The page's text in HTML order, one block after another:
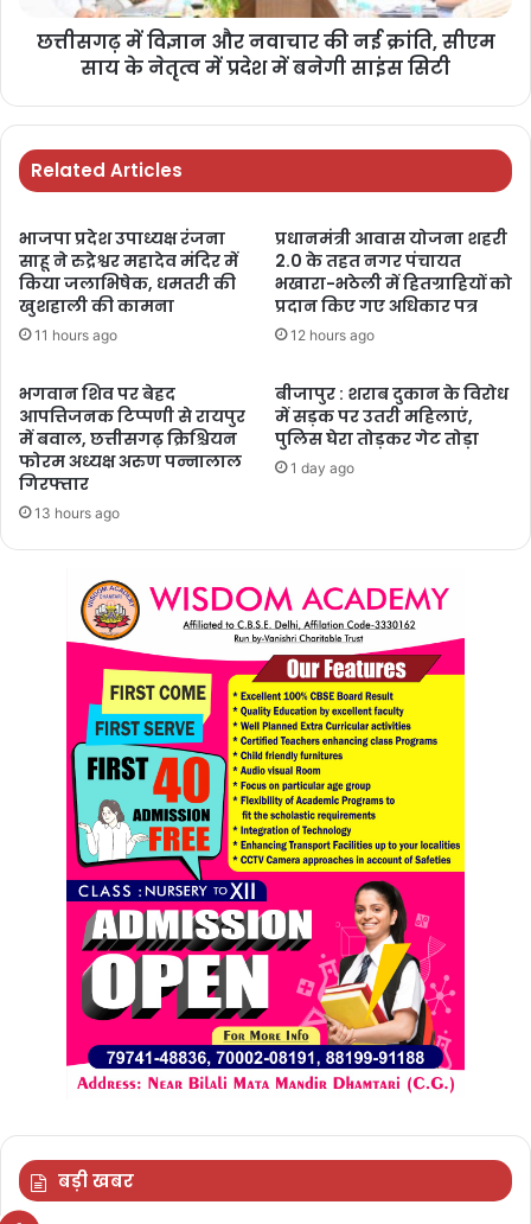
छत्तीसगढ़ में विज्ञान और नवाचार की नई क्रांति, सीएम
साय के नेतृत्व में प्रदेश में बनेगी साइंस सिटी
Related Articles
भाजपा प्रदेश उपाध्यक्ष रंजना
साहू ने रुद्रेश्वर महादेव मंदिर में
किया जलाभिषेक, धमतरी की
खुशहाली की कामना
11 hours ago
प्रधानमंत्री आवास योजना शहरी
2.0 के तहत नगर पंचायत
भखारा-भठेली में हितग्राहियों को
प्रदान किए गए अधिकार पत्र
12 hours ago
भगवान शिव पर बेहद
आपत्तिजनक टिप्पणी से रायपुर
में बवाल, छत्तीसगढ़ क्रिश्चियन
फोरम अध्यक्ष अरुण पन्नालाल
गिरफ्तार
13 hours ago
बीजापुर : शराब दुकान के विरोध
में सड़क पर उतरी महिलाएं,
पुलिस घेरा तोड़कर गेट तोड़ा
1 day ago
बड़ी खबर